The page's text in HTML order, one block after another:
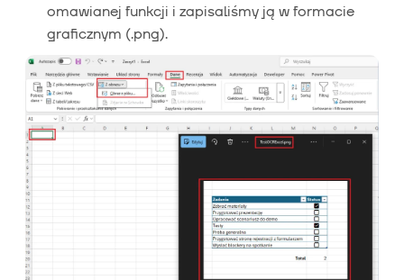
omawianej funkcji i zapisaliśmy ją w formacie
graficznym (.png).